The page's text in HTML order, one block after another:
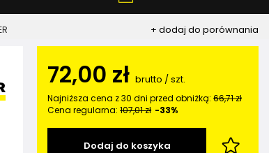
+ dodaj do porównania
72,00 zł brutto /szt.
Najniższa cena z 30 dni przed obniżką:66,71 zł
Cena regularna:107,01 zł -33%
Dodaj do koszyka